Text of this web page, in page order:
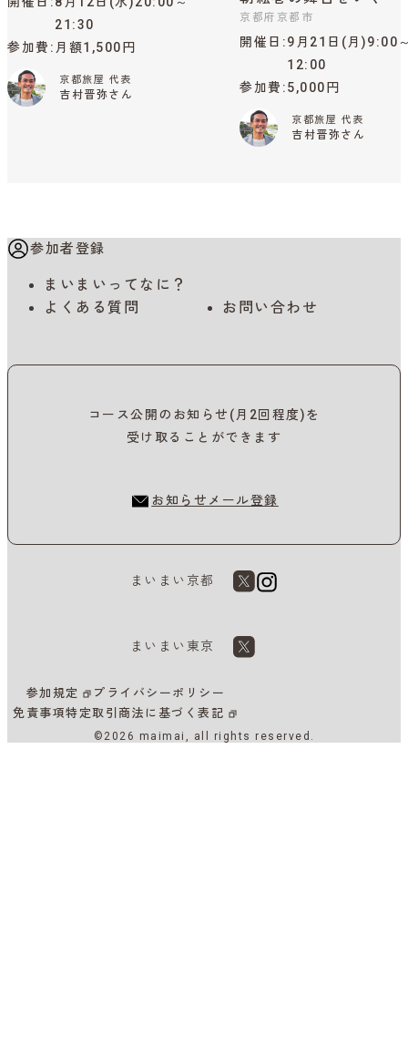
21:30
参加費
月額1,500円
京都旅屋 代表
吉村晋弥さん
京都府京都市
開催日
9月21日(月)9:00
12:00
参加費 5,000円
京都旅屋 代表
吉村晋弥さん
参加者登録
まいまいってなに？
よくある質問
お問い合わせ
コース公開のお知らせ(月2回程度)を
受け取ることができます
お知らせメール登録
まいまい京都
まいまい東京
参加規定
プライバシーポリシー
免責事項特定取引商法に基づく表記
©2026 maimai, all rights reserved.